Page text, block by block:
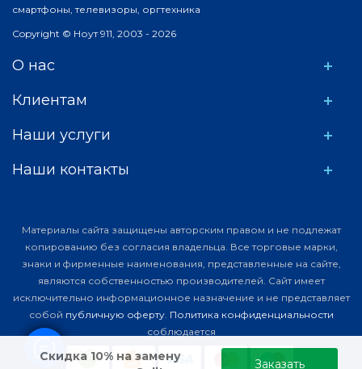
Скидка 10% на замену
Заказать
смартфоны, телевизоры, оргтехника
Copyright © Ноут 911, 2003 - 2026
О нас
Клиентам
Наши услуги
Наши контакты
Материалы сайта защищены авторским правом и не подлежат
копированию без согласия владельца. Все торговые марки,
знаки и фирменные наименования, представленные на сайте,
являются собственностью производителей. Сайт имеет
исключительно информационное назначение и не представляет
собой публичную оферту. Политика конфиденциальности
соблюдается